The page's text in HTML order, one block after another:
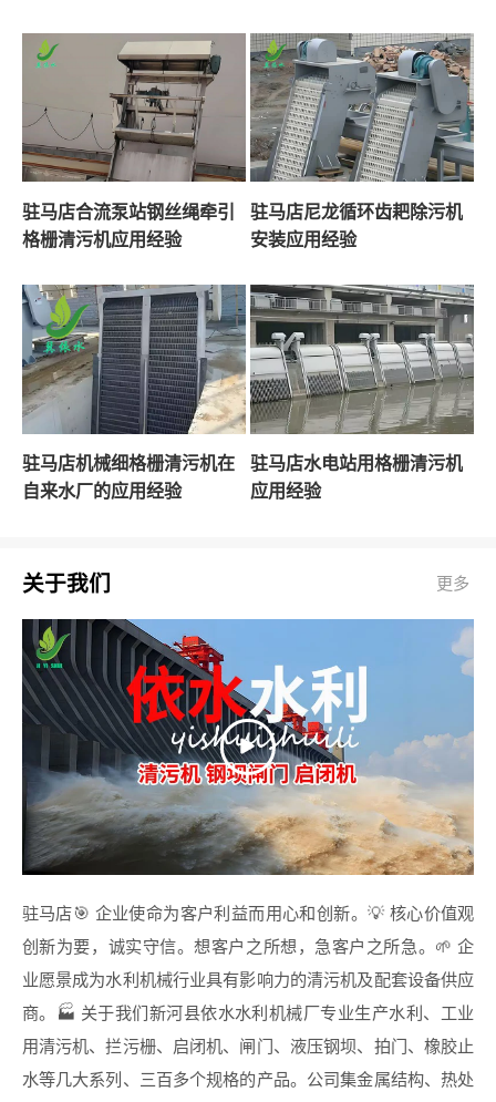
驻马店合流泵站钢丝绳牵引
格栅清污机应用经验
驻马店尼龙循环齿耙除污机
安装应用经验
驻马店机械细格栅清污机在
自来水厂的应用经验
驻马店水电站用格栅清污机
应用经验
关于我们 更多
驻马店🎯 企业使命为客户利益而用心和创新。💡 核心价值观
创新为要，诚实守信。想客户之所想，急客户之所急。🌱 企
业愿景成为水利机械行业具有影响力的清污机及配套设备供应
商。🏭 关于我们新河县依水水利机械厂专业生产水利、工业
用清污机、拦污栅、启闭机、闸门、液压钢坝、拍门、橡胶止
水等几大系列、三百多个规格的产品。公司集金属结构、热处